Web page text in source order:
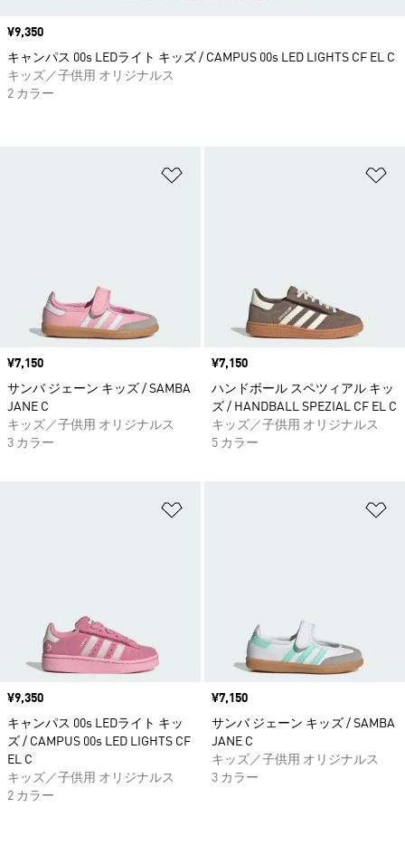
価格
¥7,150
サンバ ジェーン キッズ / SAMBA
JANE C
キッズ／子供用 オリジナルス
3 カラー
価格
¥7,150
ハンドボール スペツィアル キッ
ズ / HANDBALL SPEZIAL CF EL C
キッズ／子供用 オリジナルス
5 カラー
価格
¥9,350
キャンパス 00s LEDライト キッ
ズ / CAMPUS 00s LED LIGHTS CF
EL C
キッズ／子供用 オリジナルス
2 カラー
価格
¥7,150
サンバ ジェーン キッズ / SAMBA
JANE C
キッズ／子供用 オリジナルス
3 カラー
価格
¥9,350
キャンパス 00s LEDライト キッズ / CAMPUS 00s LED LIGHTS CF EL C
キッズ／子供用 オリジナルス
2 カラー